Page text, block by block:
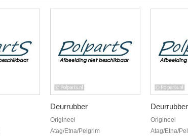
Deurrubber
Origineel
Atag/Etna/Pelgrim
Deurrubber
Origineel
Atag/Etna/